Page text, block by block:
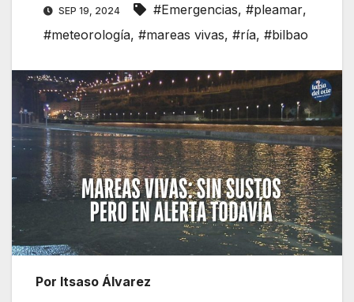
SEP 19, 2024 #Emergencias, #pleamar,
#meteorología, #mareas vivas, #ría, #bilbao
Por Itsaso Álvarez